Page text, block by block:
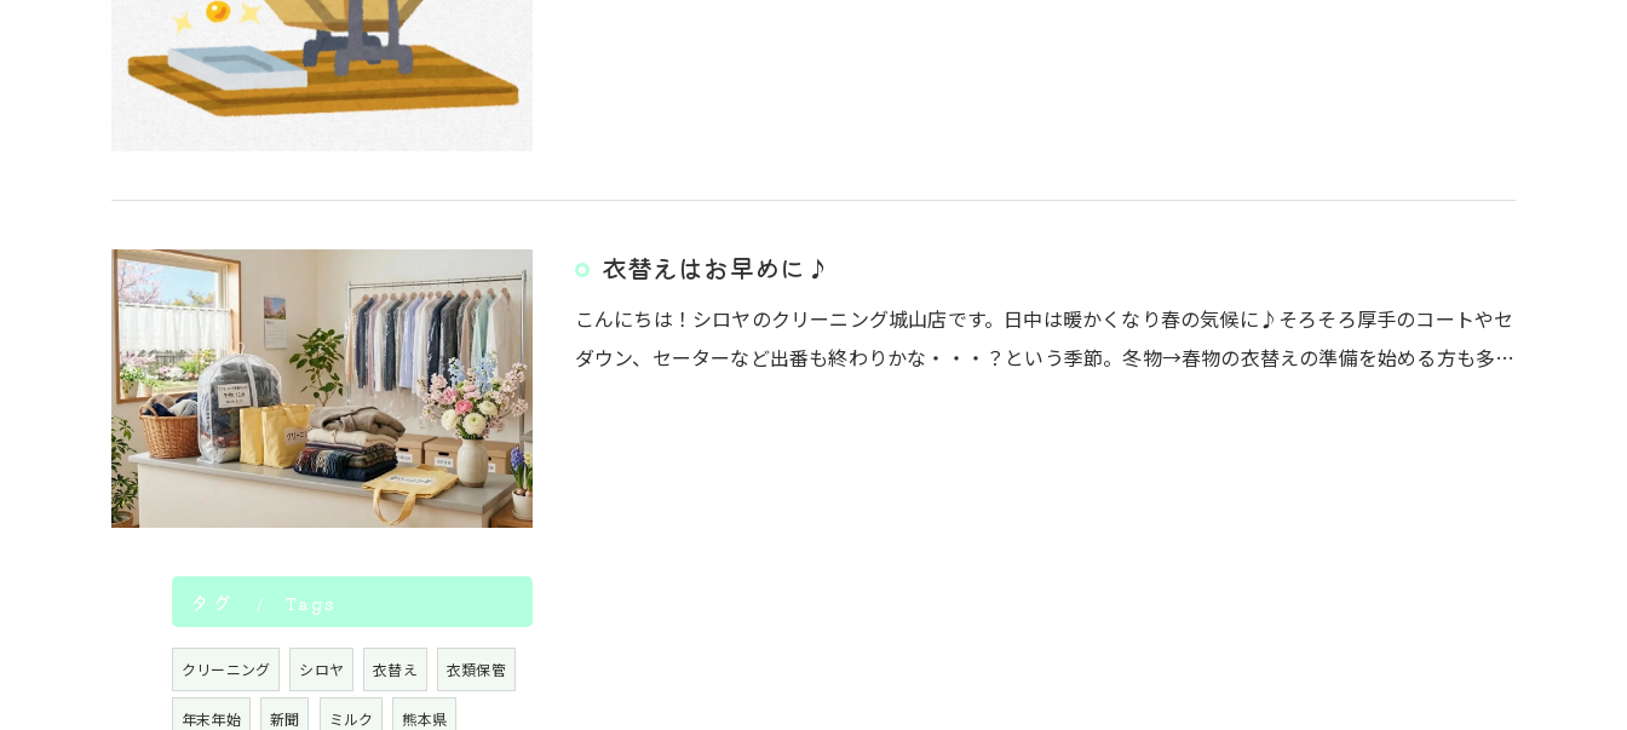
衣替えはお早めに♪
こんにちは！シロヤのクリーニング城山店です。日中は暖かくなり春の気候に♪そろそろ厚手のコートやセ
ダウン、セーターなど出番も終わりかな・・・？という季節。冬物→春物の衣替えの準備を始める方も多…
タグ Tags
クリーニング シロヤ 衣替え 衣類保管
年末年始 新聞 ミルク 熊本県